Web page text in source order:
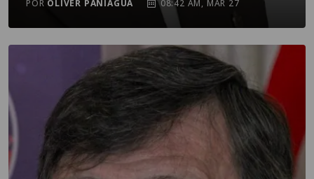
POR OLIVER PANIAGUA 08:42 AM, MAR 27